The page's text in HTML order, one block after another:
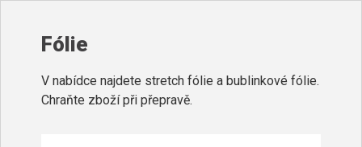
Fólie
V nabídce najdete stretch fólie a bublinkové fólie.
Chraňte zboží při přepravě.